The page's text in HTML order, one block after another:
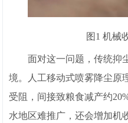
图1 机械
面对这一问题，传统抑
境。人工移动式喷雾降尘原
受阻，间接致粮食减产约
水地区难推广，还会增加机